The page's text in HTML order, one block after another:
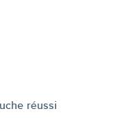
réussi